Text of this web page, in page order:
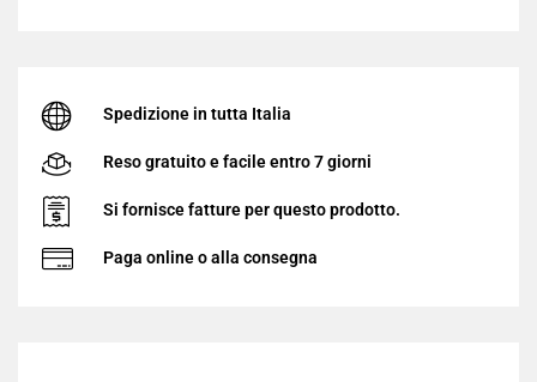
Spedizione in tutta Italia
Reso gratuito e facile entro 7 giorni
Si fornisce fatture per questo prodotto.
Paga online o alla consegna
Grazie per la comprensione - buone vacanze da EDRCSR!